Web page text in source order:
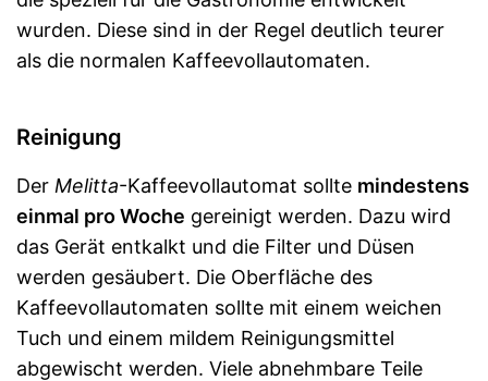
wurden. Diese sind in der Regel deutlich teurer
als die normalen Kaffeevollautomaten.
Reinigung
Der Melitta-Kaffeevollautomat sollte mindestens
einmal pro Woche gereinigt werden. Dazu wird
das Gerät entkalkt und die Filter und Düsen
werden gesäubert. Die Oberfläche des
Kaffeevollautomaten sollte mit einem weichen
Tuch und einem mildem Reinigungsmittel
abgewischt werden. Viele abnehmbare Teile